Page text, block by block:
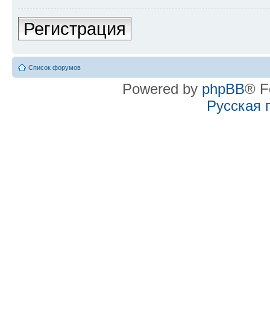
Регистрация
Список форумов
Powered by phpBB®
Русская